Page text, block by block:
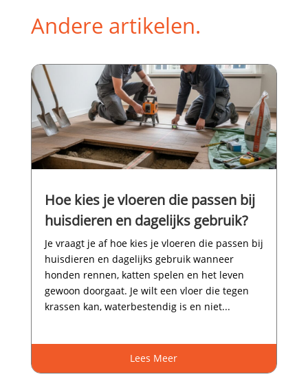
Andere artikelen.
Hoe kies je vloeren die passen bij
huisdieren en dagelijks gebruik?
Je vraagt je af hoe kies je vloeren die passen bij
huisdieren en dagelijks gebruik wanneer
honden rennen, katten spelen en het leven
gewoon doorgaat.​ Je wilt een vloer die tegen
krassen kan, waterbestendig is en niet...
Lees Meer